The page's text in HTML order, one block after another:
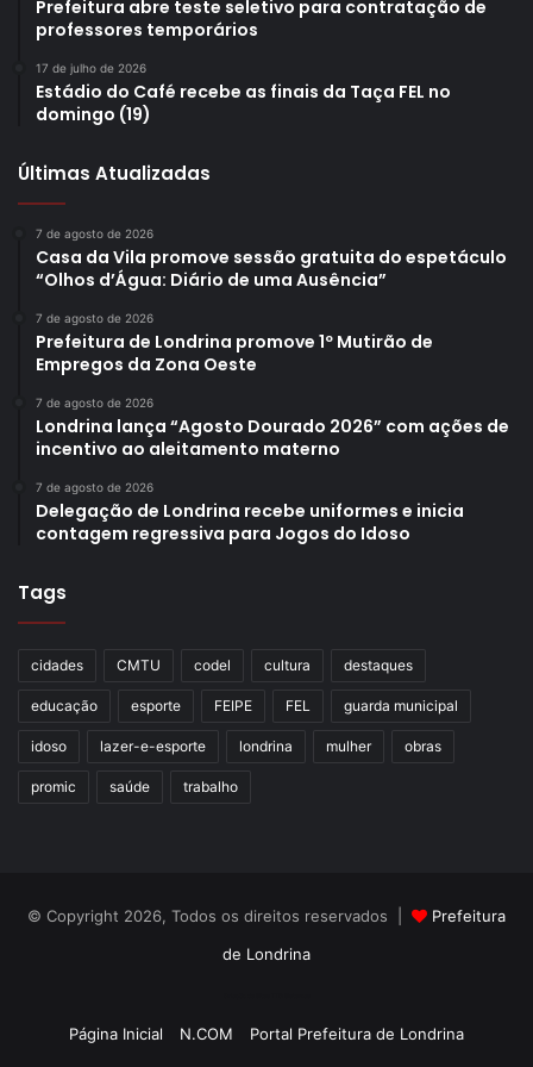
também pelo portal, ou por meio dos telefones (43) 3376-
2671 e (43) 3376-2677.
Texto: Clara Chamorro, sob supervisão dos jornalistas do
Etiquetas
programa
Programa de Preparação e Transição à Aposentadoria
Prefeitura abre teste seletivo para contratação de
professores temporários
17 de julho de 2026
Estádio do Café recebe as finais da Taça FEL no
domingo (19)
Últimas Atualizadas
7 de agosto de 2026
Casa da Vila promove sessão gratuita do espetáculo
“Olhos d’Água: Diário de uma Ausência”
7 de agosto de 2026
Prefeitura de Londrina promove 1º Mutirão de
Empregos da Zona Oeste
7 de agosto de 2026
Londrina lança “Agosto Dourado 2026” com ações de
incentivo ao aleitamento materno
7 de agosto de 2026
Delegação de Londrina recebe uniformes e inicia
contagem regressiva para Jogos do Idoso
Tags
cidades CMTU codel cultura destaques
educação esporte FEIPE FEL guarda municipal
idoso lazer-e-esporte londrina mulher obras
promic saúde trabalho
© Copyright 2026, Todos os direitos reservados |
Prefeitura
de Londrina
Página Inicial N.COM Portal Prefeitura de Londrina